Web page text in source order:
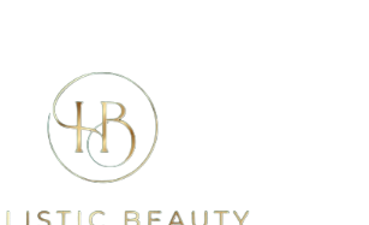
jakości usług. Nasza klinika to
i technologia idą w parze,
i cele pielęgnacyjne.